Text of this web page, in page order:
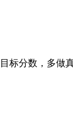
分数，多做